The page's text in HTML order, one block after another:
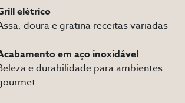
elétrico
doura e gratina receitas variadas
em aço inoxidável
e durabilidade para ambientes